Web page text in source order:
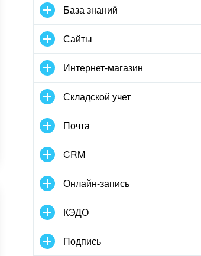
База знаний
Сайты
Интернет-магазин
Складской учет
Почта
CRM
Онлайн-запись
КЭДО
Подпись